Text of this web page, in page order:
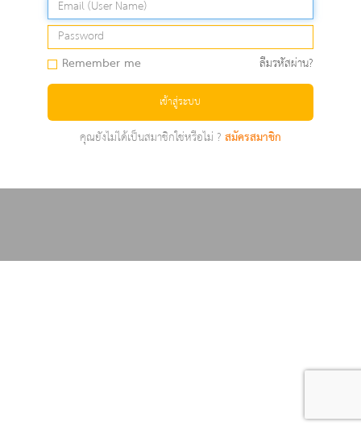
Remember me ลืมรหัสผ่าน?
เข้าสู่ระบบ
คุณยังไม่ได้เป็นสมาชิกใช่หรือไม่ ?สมัครสมาชิก